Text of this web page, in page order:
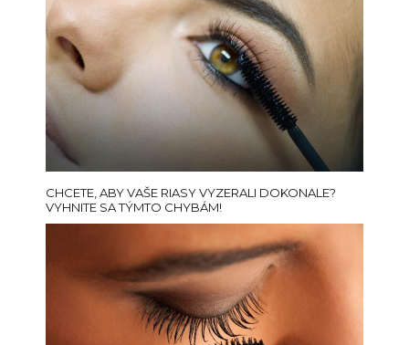
CHCETE, ABY VAŠE RIASY VYZERALI DOKONALE?
VYHNITE SA TÝMTO CHYBÁM!